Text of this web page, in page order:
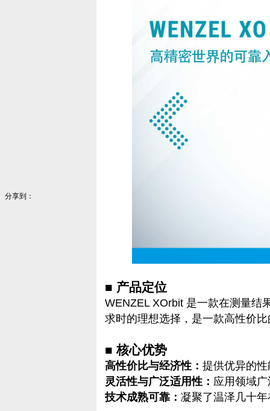
分享到：
■ 产品定位
WENZEL XOrbit 是一款在测量结
求时的理想选择，是一款高性价比
■ 核心优势
高性价比与经济性： 提供优异的
灵活性与广泛适用性： 应用领域
技术成熟可靠： 凝聚了温泽几十